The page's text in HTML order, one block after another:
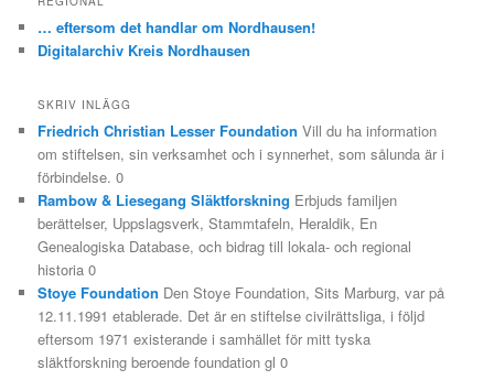
… eftersom det handlar om Nordhausen!
Digitalarchiv Kreis Nordhausen
SKRIV INLÄGG
Friedrich Christian Lesser Foundation Vill du ha information
om stiftelsen, sin verksamhet och i synnerhet, som sålunda är i
förbindelse. 0
Rambow & Liesegang Släktforskning Erbjuds familjen
berättelser, Uppslagsverk, Stammtafeln, Heraldik, En
Genealogiska Database, och bidrag till lokala- och regional
historia 0
Stoye Foundation Den Stoye Foundation, Sits Marburg, var på
12.11.1991 etablerade. Det är en stiftelse civilrättsliga, i följd
eftersom 1971 existerande i samhället för mitt tyska
släktforskning beroende foundation gl 0